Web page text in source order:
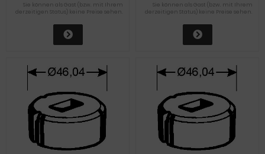
Sie können als Gast (bzw. mit Ihrem
derzeitigen Status) keine Preise sehen.
Sie können als Gast (bzw. mit Ihrem
derzeitigen Status) keine Preise sehen.